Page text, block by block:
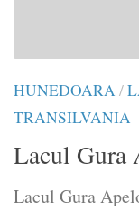
HUNEDOARA/
TRANSILVANIA
Lacul Gura
Lacul Gura